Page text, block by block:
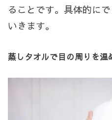
ることです。具体的に
いきます。
蒸しタオルで目の周りを温